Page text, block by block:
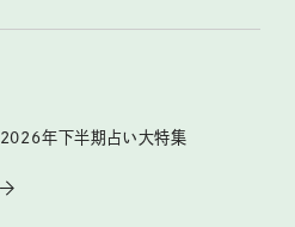
2026年下半期占い大特集